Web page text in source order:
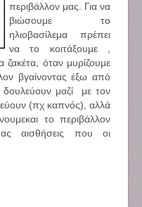
περιβάλλον μας. Για να
βιώσουμε το
ηλιοβασίλεμα πρέπει
να το κοιτάξουμε ,
όταν μυρίζουμε
βγαίνοντας έξω από
δουλεύουν μαζί με τον
(πχ καπνός), αλλά
το περιβάλλον
αισθήσεις που οι